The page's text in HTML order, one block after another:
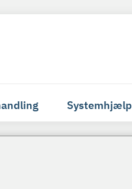
Systemhjælp